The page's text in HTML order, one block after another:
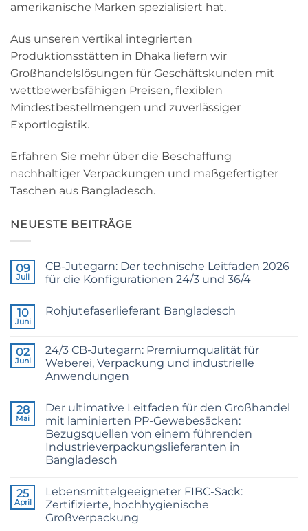
amerikanische Marken spezialisiert hat.
Aus unseren vertikal integrierten
Produktionsstätten in Dhaka liefern wir
Großhandelslösungen für Geschäftskunden mit
wettbewerbsfähigen Preisen, flexiblen
Mindestbestellmengen und zuverlässiger
Exportlogistik.
Erfahren Sie mehr über die Beschaffung
nachhaltiger Verpackungen und maßgefertigter
Taschen aus Bangladesch.
NEUESTE BEITRÄGE
09
Juli
CB-Jutegarn: Der technische Leitfaden 2026
für die Konfigurationen 24/3 und 36/4
zu
Yarn:
The
Technical
2026
Guide
and
36/4
Configurations
10
Juni
Rohjutefaserlieferant Bangladesch
Raw
Jute
Fibre
Supplier
02
Juni
24/3 CB-Jutegarn: Premiumqualität für
Weberei, Verpackung und industrielle
Anwendungen
zu
24/3
CB
Grade
Jute
Yarn:
Premium
Weaving,
Packaging
and
Industrial
Applications
28
Mai
Der ultimative Leitfaden für den Großhandel
mit laminierten PP-Gewebesäcken:
Bezugsquellen von einem führenden
Industrieverpackungslieferanten in
Bangladesch
zu
The
Ultimate
Guide
25
April
Lebensmittelgeeigneter FIBC-Sack:
Zertifizierte, hochhygienische
Großverpackung